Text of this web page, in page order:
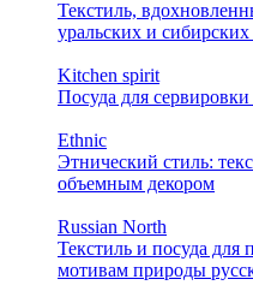
Текстиль,
уральских и
Kitchen spirit
Посуда для
Ethnic
Этнический стиль:
объемным декором
Russian North
Текстиль и посуда для
мотивам природы